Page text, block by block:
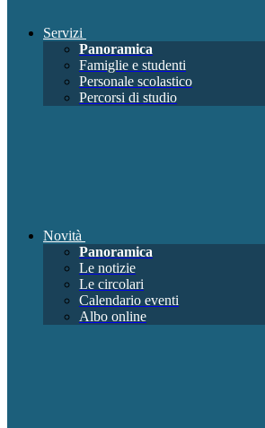
Servizi
Panoramica
Famiglie e studenti
Personale scolastico
Percorsi di studio
Novità
Panoramica
Le notizie
Le circolari
Calendario eventi
Albo online